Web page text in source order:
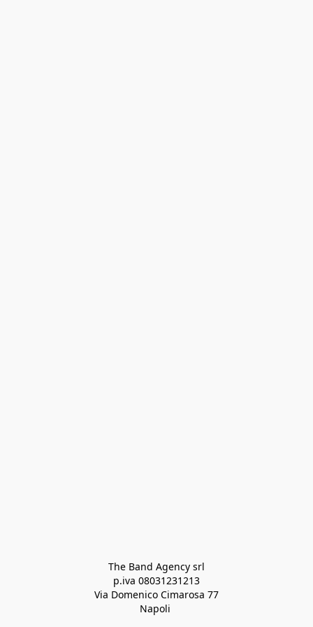
The Band Agency srl
p.iva 08031231213
Via Domenico Cimarosa 77
Napoli